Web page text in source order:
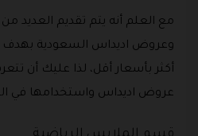
مع العلم أنه يتم تقديم العديد
وعروض اديداس السعودية بهدف
أكثر بأسعار أقل، لذا عليك أن
عروض اديداس واستخدامها في